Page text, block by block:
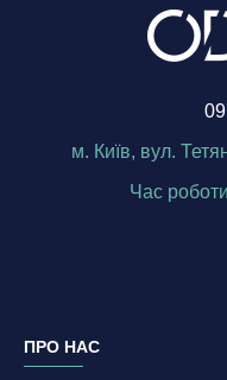
м. Київ, вул.
Час
ПРО НАС